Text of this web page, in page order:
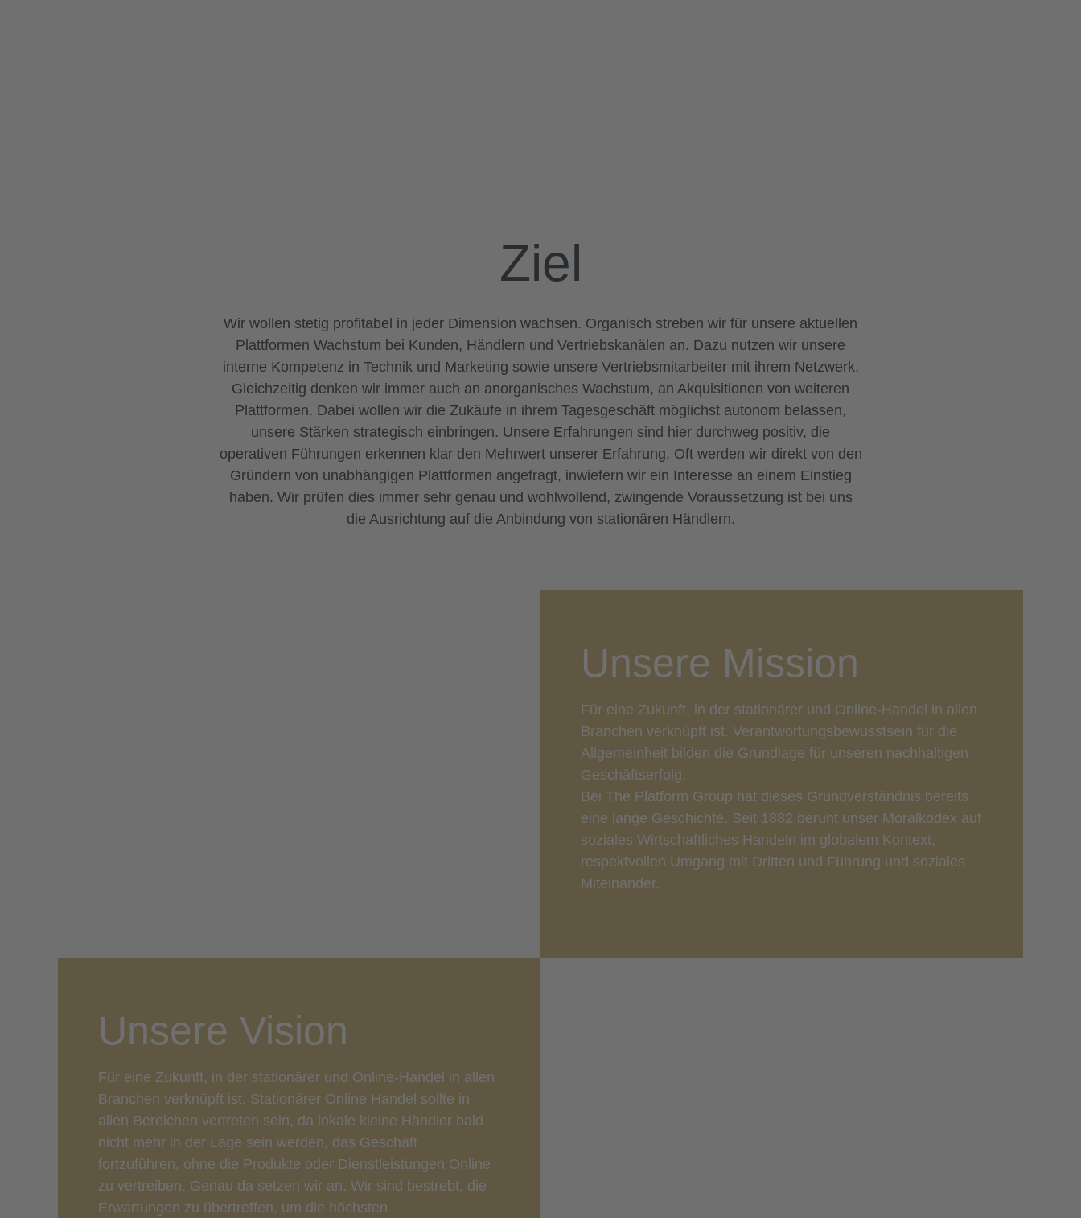
Ziel
Wir wollen stetig profitabel in jeder Dimension wachsen. Organisch streben wir für unsere aktuellen
Plattformen Wachstum bei Kunden, Händlern und Vertriebskanälen an. Dazu nutzen wir unsere
interne Kompetenz in Technik und Marketing sowie unsere Vertriebsmitarbeiter mit ihrem Netzwerk.
Gleichzeitig denken wir immer auch an anorganisches Wachstum, an Akquisitionen von weiteren
Plattformen. Dabei wollen wir die Zukäufe in ihrem Tagesgeschäft möglichst autonom belassen,
unsere Stärken strategisch einbringen. Unsere Erfahrungen sind hier durchweg positiv, die
operativen Führungen erkennen klar den Mehrwert unserer Erfahrung. Oft werden wir direkt von den
Gründern von unabhängigen Plattformen angefragt, inwiefern wir ein Interesse an einem Einstieg
haben. Wir prüfen dies immer sehr genau und wohlwollend, zwingende Voraussetzung ist bei uns
die Ausrichtung auf die Anbindung von stationären Händlern.
Unsere Mission
Für eine Zukunft, in der stationärer und Online-Handel in allen
Branchen verknüpft ist. Verantwortungsbewusstsein für die
Allgemeinheit bilden die Grundlage für unseren nachhaltigen
Geschäftserfolg.
Bei The Platform Group hat dieses Grundverständnis bereits
eine lange Geschichte. Seit 1882 beruht unser Moralkodex auf
soziales Wirtschaftliches Handeln im globalem Kontext,
respektvollen Umgang mit Dritten und Führung und soziales
Miteinander.
Unsere Vision
Für eine Zukunft, in der stationärer und Online-Handel in allen
Branchen verknüpft ist. Stationärer Online Handel sollte in
allen Bereichen vertreten sein, da lokale kleine Händler bald
nicht mehr in der Lage sein werden, das Geschäft
fortzuführen, ohne die Produkte oder Dienstleistungen Online
zu vertreiben. Genau da setzen wir an. Wir sind bestrebt, die
Erwartungen zu übertreffen, um die höchsten